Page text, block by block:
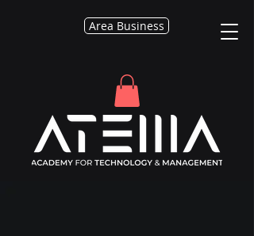
Area Business